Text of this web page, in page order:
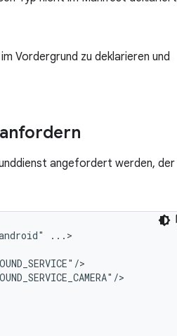
Vordergrund zu deklarieren und
angefordert werden, der
...>
>